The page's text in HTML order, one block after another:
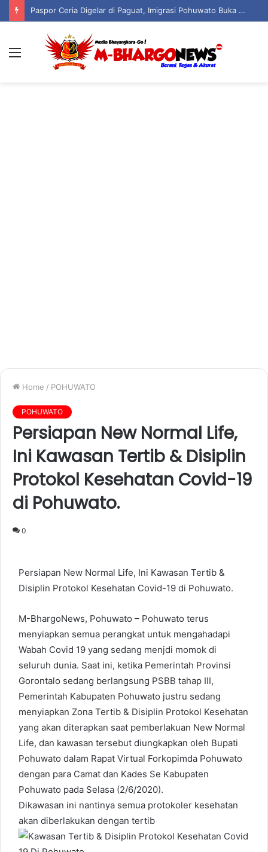
30 Tahun Berlalu, Angkatan 96 SMANSA Gorontalo Kembali Bersatu: Nostalgia, Tawa, dan Kenangan dalam Reuni Akbar
Home / POHUWATO
POHUWATO
Persiapan New Normal Life,
Ini Kawasan Tertib & Disiplin
Protokol Kesehatan Covid-19
di Pohuwato.
0
Persiapan New Normal Life, Ini Kawasan Tertib &
Disiplin Protokol Kesehatan Covid-19 di Pohuwato.
M-BhargoNews, Pohuwato – Pohuwato terus
menyiapkan semua perangkat untuk mengahadapi
Wabah Covid 19 yang sedang menjdi momok di
seluruh dunia. Saat ini, ketika Pemerintah Provinsi
Gorontalo sedang berlangsung PSBB tahap III,
Pemerintah Kabupaten Pohuwato justru sedang
menyiapkan Zona Tertib & Disiplin Protokol Kesehatan
yang akan diterapkan saat pemberlakuan New Normal
Life, dan kawasan tersebut diungkapkan oleh Bupati
Pohuwato dalam Rapat Virtual Forkopimda Pohuwato
dengan para Camat dan Kades Se Kabupaten
Pohuwato pada Selasa (2/6/2020).
Dikawasan ini nantinya semua protokoler kesehatan
akan diberlakukan dengan tertib